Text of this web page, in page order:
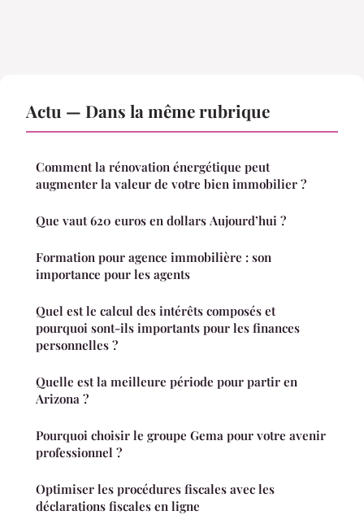
Actu — Dans la même rubrique
Comment la rénovation énergétique peut
augmenter la valeur de votre bien immobilier ?
Que vaut 620 euros en dollars Aujourd’hui ?
Formation pour agence immobilière : son
importance pour les agents
Quel est le calcul des intérêts composés et
pourquoi sont-ils importants pour les finances
personnelles ?
Quelle est la meilleure période pour partir en
Arizona ?
Pourquoi choisir le groupe Gema pour votre avenir
professionnel ?
Optimiser les procédures fiscales avec les
déclarations fiscales en ligne